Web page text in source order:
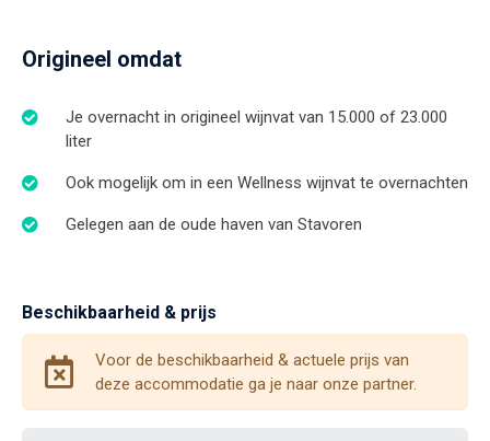
Origineel omdat
Je overnacht in origineel wijnvat van 15.000 of 23.000
liter
Ook mogelijk om in een Wellness wijnvat te overnachten
Gelegen aan de oude haven van Stavoren
Beschikbaarheid & prijs
Voor de beschikbaarheid & actuele prijs van
deze accommodatie ga je naar onze partner.